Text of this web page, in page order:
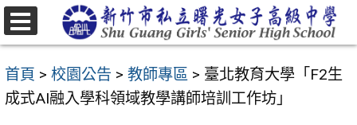
跳
至
要
內
首頁 > 校園公告 > 教師專區 > 臺北教育大學「F2生
成式AI融入學科領域教學講師培訓工作坊」
選
單